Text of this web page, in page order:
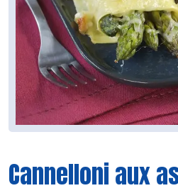
Cannelloni aux